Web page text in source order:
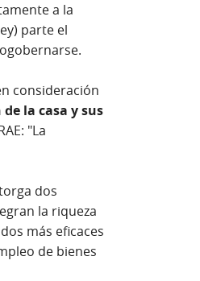
a la
parte el
consideración
la casa y sus
"La
dos
la riqueza
más eficaces
de bienes